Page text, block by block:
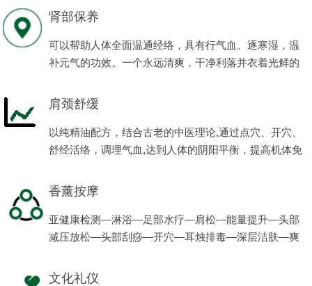
肾部保养
可以帮助人体全面温通经络，具有行气血、逐寒湿，温
补元气的功效。一个永远清爽，干净利落并衣着光鲜的
肩颈舒缓
以纯精油配方，结合古老的中医理论,通过点穴、开穴、
舒经活络，调理气血,达到人体的阴阳平衡，提高机体免
男性阳刚之美。
香薰按摩
亚健康检测—淋浴—足部水疗—肩松—能量提升—头部
减压放松—头部刮痧—开穴—耳烛排毒—深层洁肤—爽
文化礼仪